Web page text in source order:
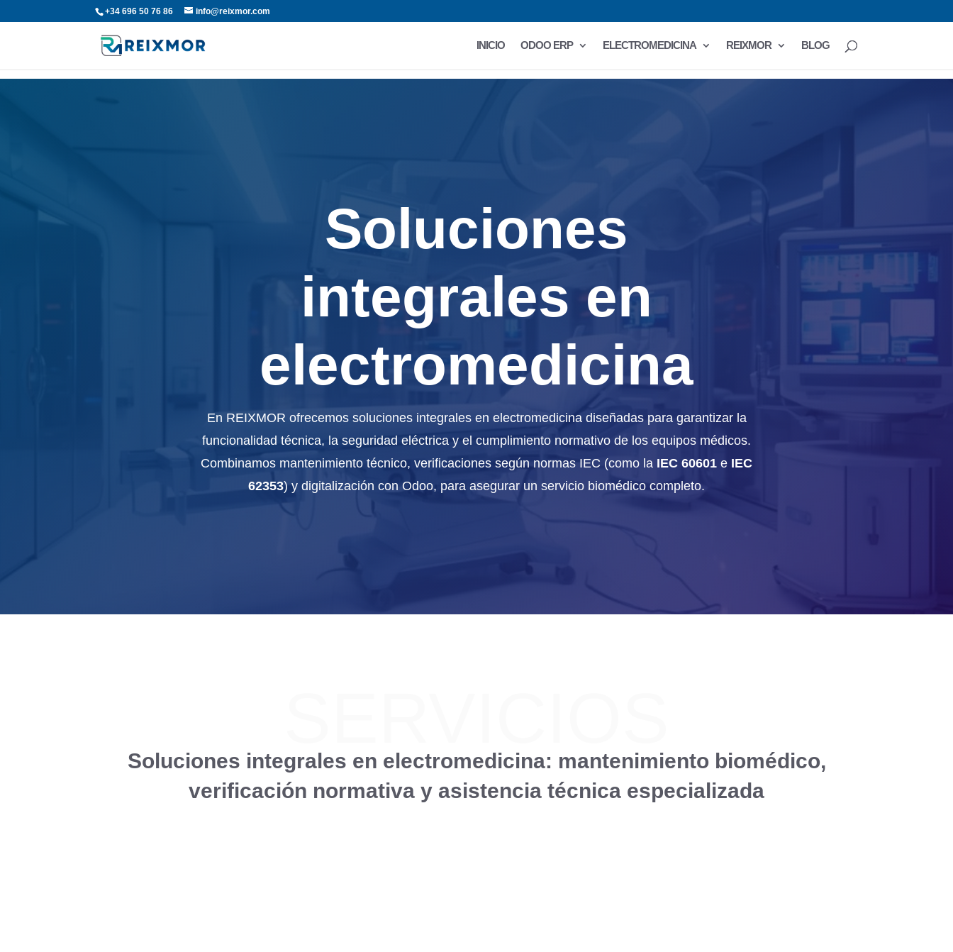
+34 696 50 76 86 info@reixmor.com
INICIO ODOO ERP ELECTROMEDICINA REIXMOR BLOG
Soluciones
integrales en
electromedicina
En REIXMOR ofrecemos soluciones integrales en electromedicina diseñadas para garantizar la
funcionalidad técnica, la seguridad eléctrica y el cumplimiento normativo de los equipos médicos.
Combinamos mantenimiento técnico, verificaciones según normas IEC (como la IEC 60601 e IEC
62353) y digitalización con Odoo, para asegurar un servicio biomédico completo.
SOLUCIÓN INTEGRAL ELECTROMEDCINA
Soluciones integrales en electromedicina: mantenimiento biomédico,
verificación normativa y asistencia técnica especializada